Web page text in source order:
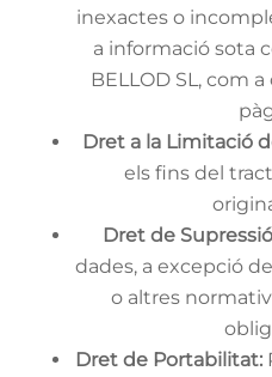
inexactes o
a informació sota
BELLOD SL, com
Dret a la Limitació
els fins del
Dret de
dades, a excepció
o altres
Dret de Portabilitat: